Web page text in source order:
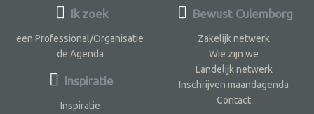
Ik zoek
een Professional/Organisatie
de Agenda
Inspiratie
Inspiratie
Bewust Culemborg
Zakelijk netwerk
Wie zijn we
Landelijk netwerk
Inschrijven maandagenda
Contact